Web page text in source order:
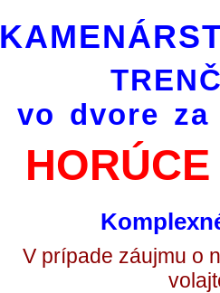
vo dvore za
V prípade záujmu o